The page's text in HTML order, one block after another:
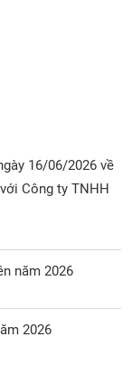
16/06/2026 về
Công ty TNHH
năm 2026
2026